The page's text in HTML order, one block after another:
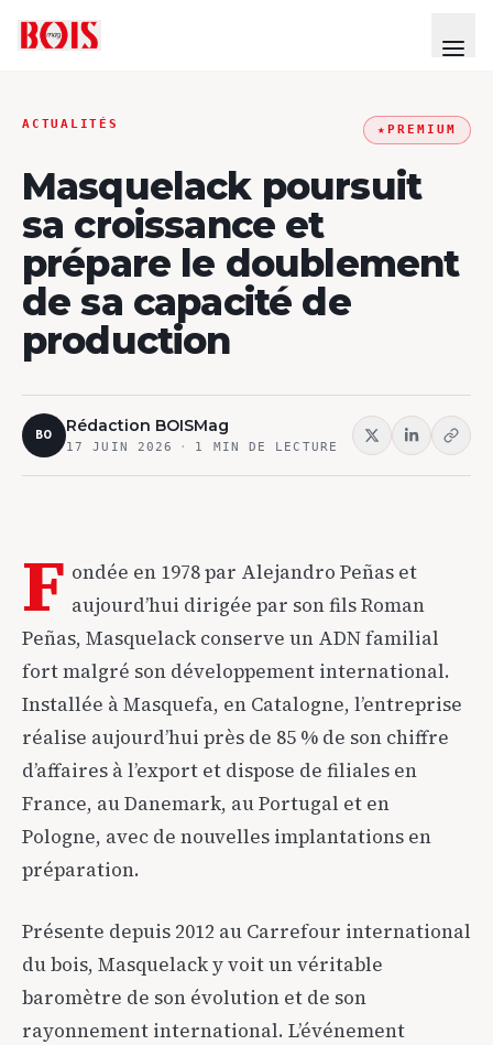
ACTUALITÉS ★PREMIUM
Masquelack poursuit
sa croissance et
prépare le doublement
de sa capacité de
production
BO Rédaction BOISMag
17 JUIN 2026 · 1 MIN DE LECTURE
F ondée en 1978 par Alejandro Peñas et
aujourd’hui dirigée par son fils Roman
Peñas, Masquelack conserve un ADN familial
fort malgré son développement international.
Installée à Masquefa, en Catalogne, l’entreprise
réalise aujourd’hui près de 85 % de son chiffre
d’affaires à l’export et dispose de filiales en
France, au Danemark, au Portugal et en
Pologne, avec de nouvelles implantations en
préparation.
Présente depuis 2012 au Carrefour international
du bois, Masquelack y voit un véritable
baromètre de son évolution et de son
rayonnement international. L’événement